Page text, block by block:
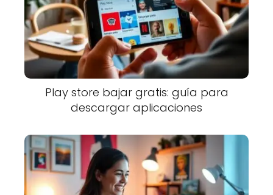
Play store bajar gratis: guía para
descargar aplicaciones